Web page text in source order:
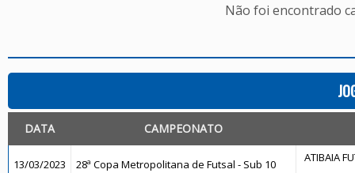
Não foi encontrado
DATA CAMPEONATO
13/03/2023 28ª Copa Metropolitana de Futsal - Sub 10 ATIBAIA